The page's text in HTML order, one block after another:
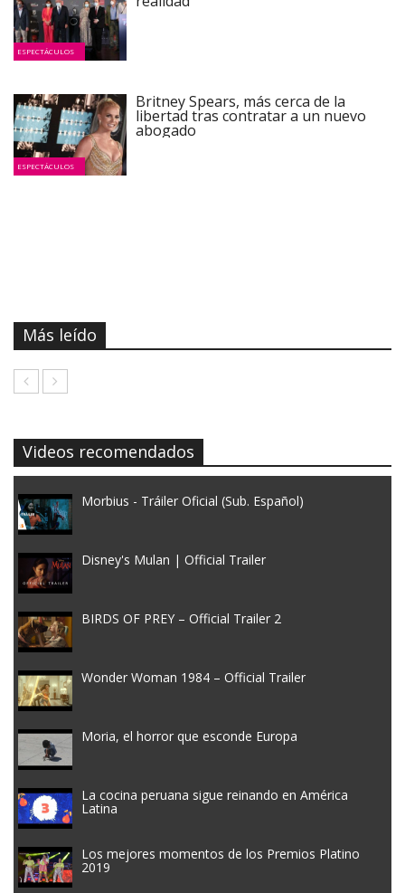
ESPECTÁCULOS
ESPECTÁCULOS
Britney Spears, más cerca de la
libertad tras contratar a un nuevo
abogado
Más leído
Videos recomendados
Morbius - Tráiler Oficial (Sub. Español)
Disney's Mulan | Official Trailer
BIRDS OF PREY – Official Trailer 2
Wonder Woman 1984 – Official Trailer
Moria, el horror que esconde Europa
La cocina peruana sigue reinando en América
Latina
Los mejores momentos de los Premios Platino
2019